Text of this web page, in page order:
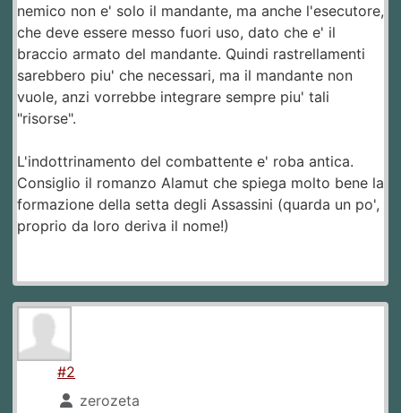
nemico non e' solo il mandante, ma anche l'esecutore,
che deve essere messo fuori uso, dato che e' il
braccio armato del mandante. Quindi rastrellamenti
sarebbero piu' che necessari, ma il mandante non
vuole, anzi vorrebbe integrare sempre piu' tali
"risorse".
L'indottrinamento del combattente e' roba antica.
Consiglio il romanzo Alamut che spiega molto bene la
formazione della setta degli Assassini (quarda un po',
proprio da loro deriva il nome!)
#2
zerozeta